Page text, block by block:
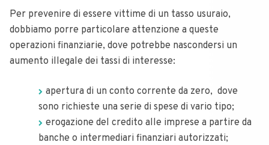
Per prevenire di essere vittime di un tasso usuraio,
dobbiamo porre particolare attenzione a queste
operazioni finanziarie, dove potrebbe nascondersi un
aumento illegale dei tassi di interesse:
apertura di un conto corrente da zero, dove
sono richieste una serie di spese di vario tipo;
erogazione del credito alle imprese a partire da
banche o intermediari finanziari autorizzati;